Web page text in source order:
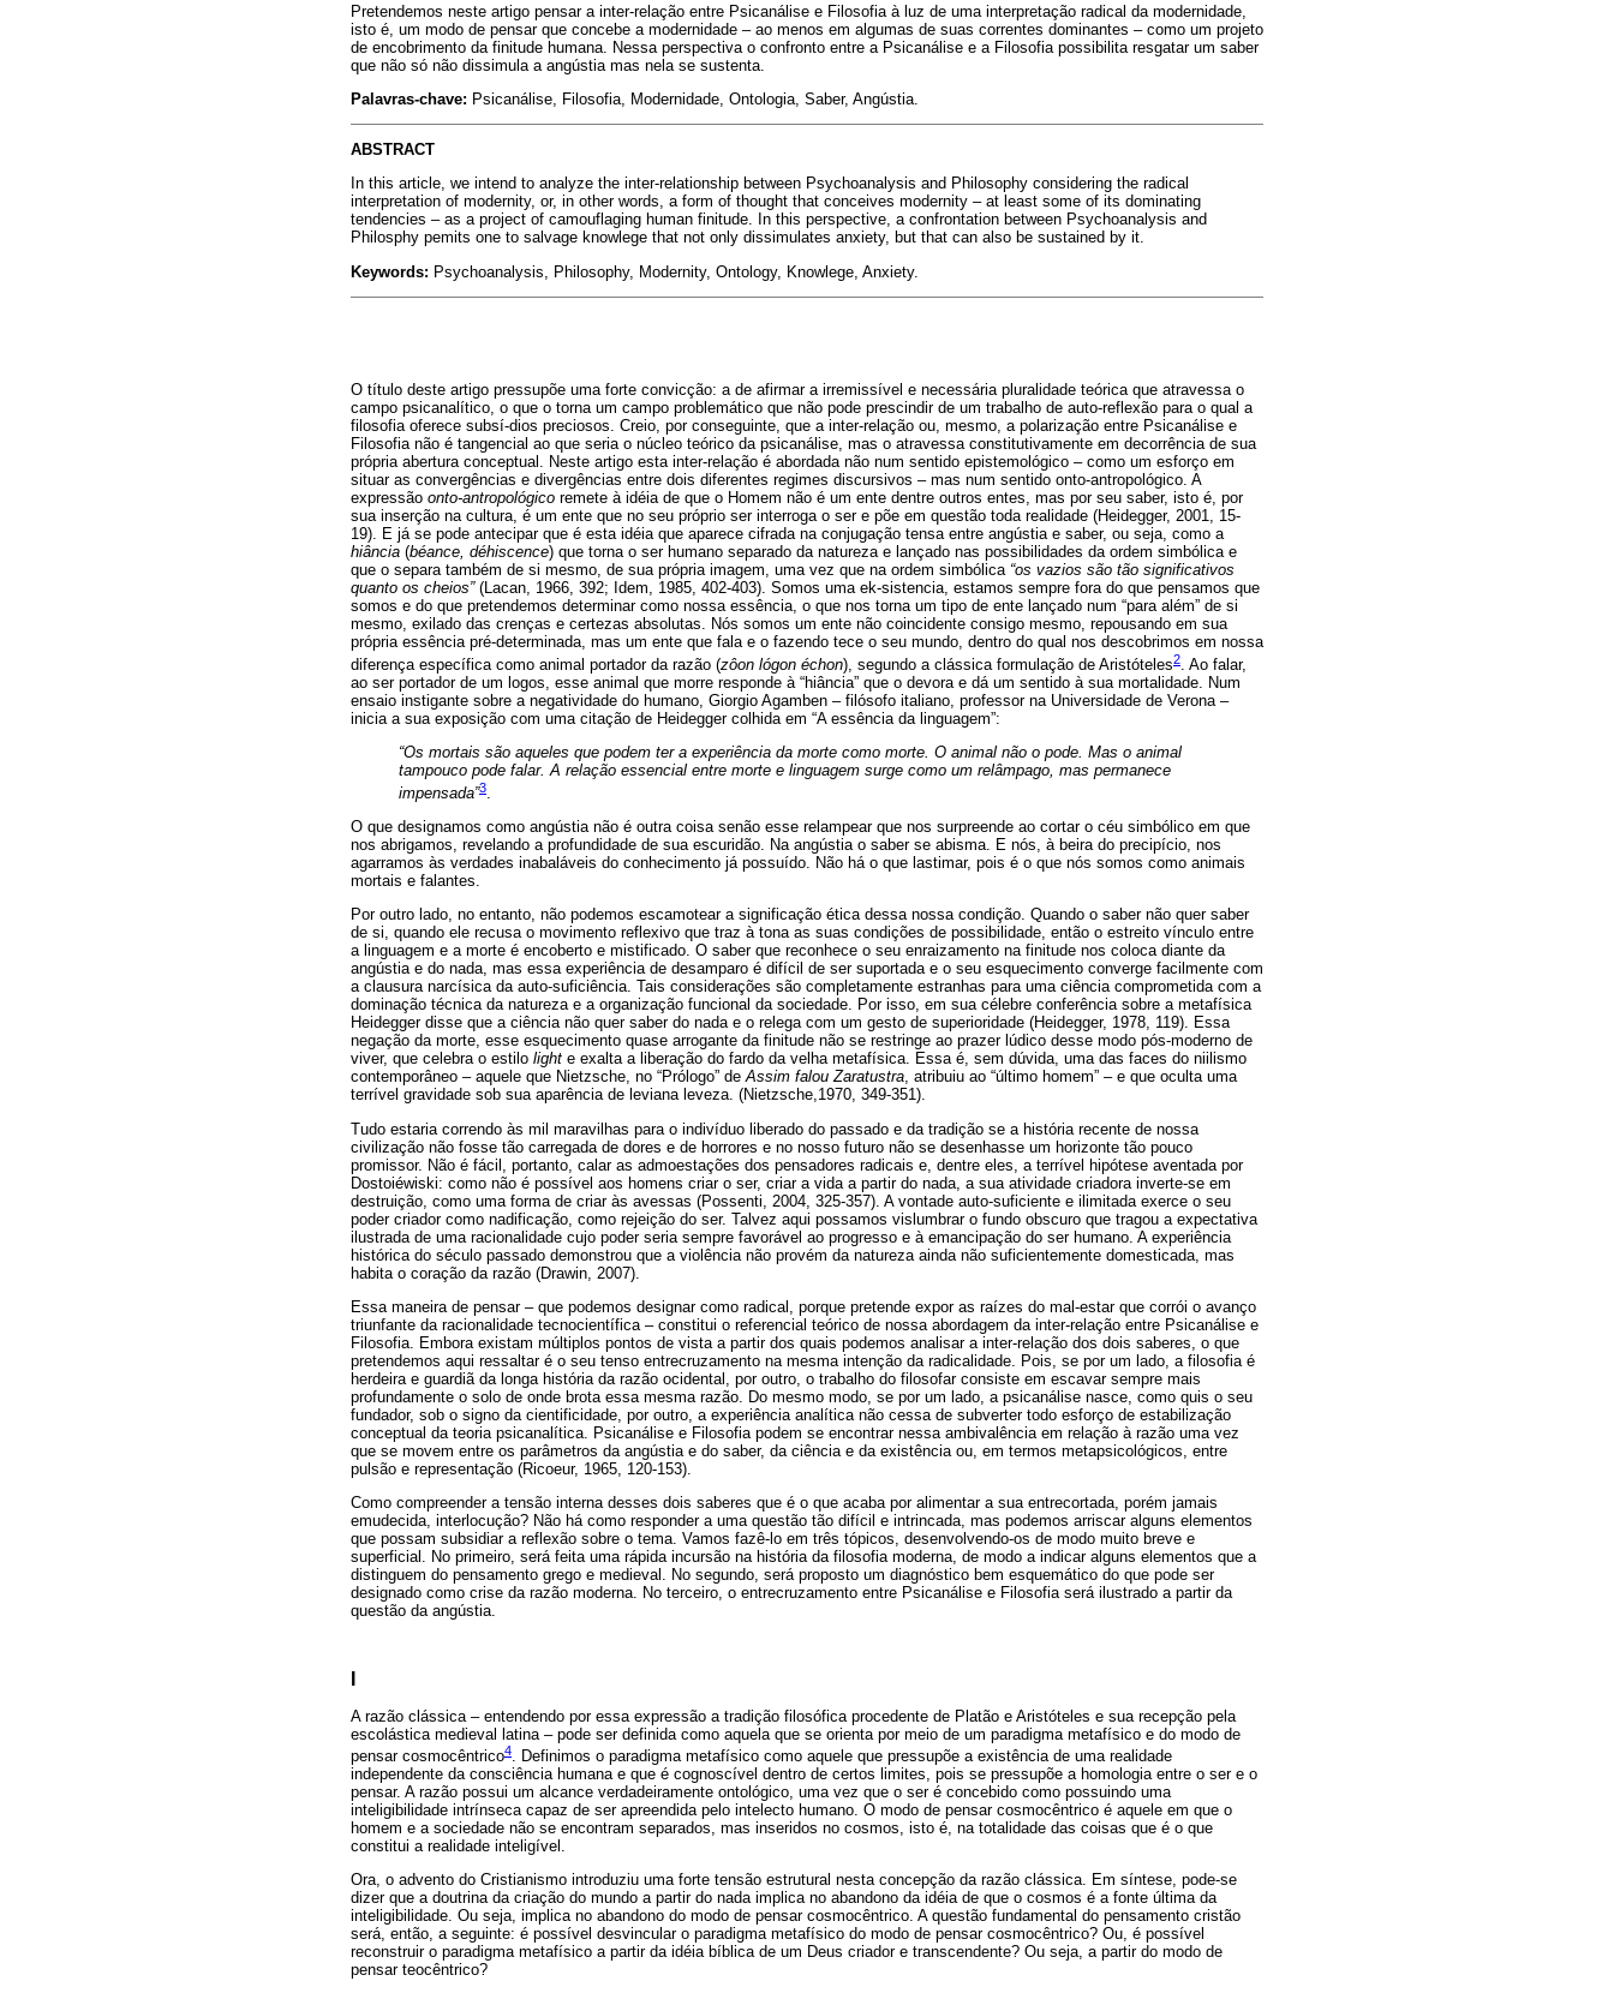
Pretendemos neste artigo pensar a inter-relação entre Psicanálise e Filosofia à luz de uma interpretação radical da modernidade,
isto é, um modo de pensar que concebe a modernidade – ao menos em algumas de suas correntes dominantes – como um projeto
de encobrimento da finitude humana. Nessa perspectiva o confronto entre a Psicanálise e a Filosofia possibilita resgatar um saber
que não só não dissimula a angústia mas nela se sustenta.
Palavras-chave: Psicanálise, Filosofia, Modernidade, Ontologia, Saber, Angústia.
ABSTRACT
In this article, we intend to analyze the inter-relationship between Psychoanalysis and Philosophy considering the radical
interpretation of modernity, or, in other words, a form of thought that conceives modernity – at least some of its dominating
tendencies – as a project of camouflaging human finitude. In this perspective, a confrontation between Psychoanalysis and
Philosphy pemits one to salvage knowlege that not only dissimulates anxiety, but that can also be sustained by it.
Keywords: Psychoanalysis, Philosophy, Modernity, Ontology, Knowlege, Anxiety.
O título deste artigo pressupõe uma forte convicção: a de afirmar a irremissível e necessária pluralidade teórica que atravessa o
campo psicanalítico, o que o torna um campo problemático que não pode prescindir de um trabalho de auto-reflexão para o qual a
filosofia oferece subsí-dios preciosos. Creio, por conseguinte, que a inter-relação ou, mesmo, a polarização entre Psicanálise e
Filosofia não é tangencial ao que seria o núcleo teórico da psicanálise, mas o atravessa constitutivamente em decorrência de sua
própria abertura conceptual. Neste artigo esta inter-relação é abordada não num sentido epistemológico – como um esforço em
situar as convergências e divergências entre dois diferentes regimes discursivos – mas num sentido onto-antropológico. A
expressão onto-antropológico remete à idéia de que o Homem não é um ente dentre outros entes, mas por seu saber, isto é, por
sua inserção na cultura, é um ente que no seu próprio ser interroga o ser e põe em questão toda realidade (Heidegger, 2001, 15-
19). E já se pode antecipar que é esta idéia que aparece cifrada na conjugação tensa entre angústia e saber, ou seja, como a
hiância (béance, déhiscence) que torna o ser humano separado da natureza e lançado nas possibilidades da ordem simbólica e
que o separa também de si mesmo, de sua própria imagem, uma vez que na ordem simbólica “os vazios são tão significativos
quanto os cheios”(Lacan, 1966, 392; Idem, 1985, 402-403). Somos uma ek-sistencia, estamos sempre fora do que pensamos que
somos e do que pretendemos determinar como nossa essência, o que nos torna um tipo de ente lançado num “para além” de si
mesmo, exilado das crenças e certezas absolutas. Nós somos um ente não coincidente consigo mesmo, repousando em sua
própria essência pré-determinada, mas um ente que fala e o fazendo tece o seu mundo, dentro do qual nos descobrimos em nossa
diferença específica como animal portador da razão (zôon lógon échon), segundo a clássica formulação de Aristóteles2 . Ao falar,
ao ser portador de um logos, esse animal que morre responde à “hiância” que o devora e dá um sentido à sua mortalidade. Num
ensaio instigante sobre a negatividade do humano, Giorgio Agamben – filósofo italiano, professor na Universidade de Verona –
inicia a sua exposição com uma citação de Heidegger colhida em “A essência da linguagem”:
“Os mortais são aqueles que podem ter a experiência da morte como morte. O animal não o pode. Mas o animal
tampouco pode falar. A relação essencial entre morte e linguagem surge como um relâmpago, mas permanece
impensada”3
O que designamos como angústia não é outra coisa senão esse relampear que nos surpreende ao cortar o céu simbólico em que
nos abrigamos, revelando a profundidade de sua escuridão. Na angústia o saber se abisma. E nós, à beira do precipício, nos
agarramos às verdades inabaláveis do conhecimento já possuído. Não há o que lastimar, pois é o que nós somos como animais
mortais e falantes.
Por outro lado, no entanto, não podemos escamotear a significação ética dessa nossa condição. Quando o saber não quer saber
de si, quando ele recusa o movimento reflexivo que traz à tona as suas condições de possibilidade, então o estreito vínculo entre
a linguagem e a morte é encoberto e mistificado. O saber que reconhece o seu enraizamento na finitude nos coloca diante da
angústia e do nada, mas essa experiência de desamparo é difícil de ser suportada e o seu esquecimento converge facilmente com
a clausura narcísica da auto-suficiência. Tais considerações são completamente estranhas para uma ciência comprometida com a
dominação técnica da natureza e a organização funcional da sociedade. Por isso, em sua célebre conferência sobre a metafísica
Heidegger disse que a ciência não quer saber do nada e o relega com um gesto de superioridade (Heidegger, 1978, 119). Essa
negação da morte, esse esquecimento quase arrogante da finitude não se restringe ao prazer lúdico desse modo pós-moderno de
viver, que celebra o estilo light e exalta a liberação do fardo da velha metafísica. Essa é, sem dúvida, uma das faces do niilismo
contemporâneo – aquele que Nietzsche, no “Prólogo” deAssim falou Zaratustra, atribuiu ao “último homem” – e que oculta uma
terrível gravidade sob sua aparência de leviana leveza. (Nietzsche,1970, 349-351).
Tudo estaria correndo às mil maravilhas para o indivíduo liberado do passado e da tradição se a história recente de nossa
civilização não fosse tão carregada de dores e de horrores e no nosso futuro não se desenhasse um horizonte tão pouco
promissor. Não é fácil, portanto, calar as admoestações dos pensadores radicais e, dentre eles, a terrível hipótese aventada por
Dostoiéwiski: como não é possível aos homens criar o ser, criar a vida a partir do nada, a sua atividade criadora inverte-se em
destruição, como uma forma de criar às avessas (Possenti, 2004, 325-357). A vontade auto-suficiente e ilimitada exerce o seu
poder criador como nadificação, como rejeição do ser. Talvez aqui possamos vislumbrar o fundo obscuro que tragou a expectativa
ilustrada de uma racionalidade cujo poder seria sempre favorável ao progresso e à emancipação do ser humano. A experiência
histórica do século passado demonstrou que a violência não provém da natureza ainda não suficientemente domesticada, mas
habita o coração da razão (Drawin, 2007).
Essa maneira de pensar – que podemos designar como radical, porque pretende expor as raízes do mal-estar que corrói o avanço
triunfante da racionalidade tecnocientífica – constitui o referencial teórico de nossa abordagem da inter-relação entre Psicanálise e
Filosofia. Embora existam múltiplos pontos de vista a partir dos quais podemos analisar a inter-relação dos dois saberes, o que
pretendemos aqui ressaltar é o seu tenso entrecruzamento na mesma intenção da radicalidade. Pois, se por um lado, a filosofia é
herdeira e guardiã da longa história da razão ocidental, por outro, o trabalho do filosofar consiste em escavar sempre mais
profundamente o solo de onde brota essa mesma razão. Do mesmo modo, se por um lado, a psicanálise nasce, como quis o seu
fundador, sob o signo da cientificidade, por outro, a experiência analítica não cessa de subverter todo esforço de estabilização
conceptual da teoria psicanalítica. Psicanálise e Filosofia podem se encontrar nessa ambivalência em relação à razão uma vez
que se movem entre os parâmetros da angústia e do saber, da ciência e da existência ou, em termos metapsicológicos, entre
pulsão e representação (Ricoeur, 1965, 120-153).
Como compreender a tensão interna desses dois saberes que é o que acaba por alimentar a sua entrecortada, porém jamais
emudecida, interlocução? Não há como responder a uma questão tão difícil e intrincada, mas podemos arriscar alguns elementos
que possam subsidiar a reflexão sobre o tema. Vamos fazê-lo em três tópicos, desenvolvendo-os de modo muito breve e
superficial. No primeiro, será feita uma rápida incursão na história da filosofia moderna, de modo a indicar alguns elementos que a
distinguem do pensamento grego e medieval. No segundo, será proposto um diagnóstico bem esquemático do que pode ser
designado como crise da razão moderna. No terceiro, o entrecruzamento entre Psicanálise e Filosofia será ilustrado a partir da
questão da angústia.
A razão clássica – entendendo por essa expressão a tradição filosófica procedente de Platão e Aristóteles e sua recepção pela
escolástica medieval latina – pode ser definida como aquela que se orienta por meio de um paradigma metafísico e do modo de
pensar cosmocêntrico4
. Definimos o paradigma metafísico como aquele que pressupõe a existência de uma realidade
independente da consciência humana e que é cognoscível dentro de certos limites, pois se pressupõe a homologia entre o ser e o
pensar. A razão possui um alcance verdadeiramente ontológico, uma vez que o ser é concebido como possuindo uma
inteligibilidade intrínseca capaz de ser apreendida pelo intelecto humano. O modo de pensar cosmocêntrico é aquele em que o
homem e a sociedade não se encontram separados, mas inseridos no cosmos, isto é, na totalidade das coisas que é o que
constitui a realidade inteligível.
Ora, o advento do Cristianismo introduziu uma forte tensão estrutural nesta concepção da razão clássica. Em síntese, pode-se
dizer que a doutrina da criação do mundo a partir do nada implica no abandono da idéia de que o cosmos é a fonte última da
inteligibilidade. Ou seja, implica no abandono do modo de pensar cosmocêntrico. A questão fundamental do pensamento cristão
será, então, a seguinte: é possível desvincular o paradigma metafísico do modo de pensar cosmocêntrico? Ou, é possível
reconstruir o paradigma metafísico a partir da idéia bíblica de um Deus criador e transcendente? Ou seja, a partir do modo de
pensar teocêntrico?